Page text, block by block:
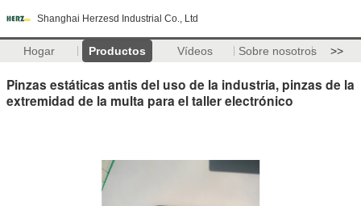
Shanghai Herzesd Industrial Co., Ltd
Hogar Productos Vídeos Sobre nosotros >>
Pinzas estáticas antis del uso de la industria, pinzas de la
extremidad de la multa para el taller electrónico